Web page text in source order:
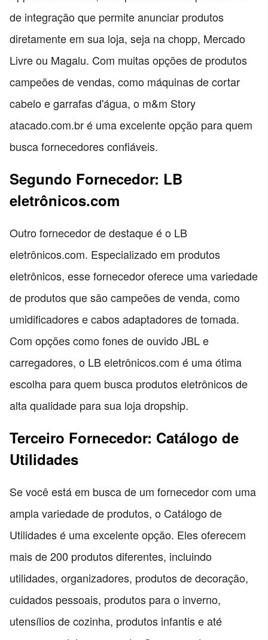
de integração que permite anunciar produtos
diretamente em sua loja, seja na chopp, Mercado
Livre ou Magalu. Com muitas opções de produtos
campeões de vendas, como máquinas de cortar
cabelo e garrafas d'água, o m&m Story
atacado.com.br é uma excelente opção para quem
busca fornecedores confiáveis.
Segundo Fornecedor: LB
eletrônicos.com
Outro fornecedor de destaque é o LB
eletrônicos.com. Especializado em produtos
eletrônicos, esse fornecedor oferece uma variedade
de produtos que são campeões de venda, como
umidificadores e cabos adaptadores de tomada.
Com opções como fones de ouvido JBL e
carregadores, o LB eletrônicos.com é uma ótima
escolha para quem busca produtos eletrônicos de
alta qualidade para sua loja dropship.
Terceiro Fornecedor: Catálogo de
Utilidades
Se você está em busca de um fornecedor com uma
ampla variedade de produtos, o Catálogo de
Utilidades é uma excelente opção. Eles oferecem
mais de 200 produtos diferentes, incluindo
utilidades, organizadores, produtos de decoração,
cuidados pessoais, produtos para o inverno,
utensílios de cozinha, produtos infantis e até